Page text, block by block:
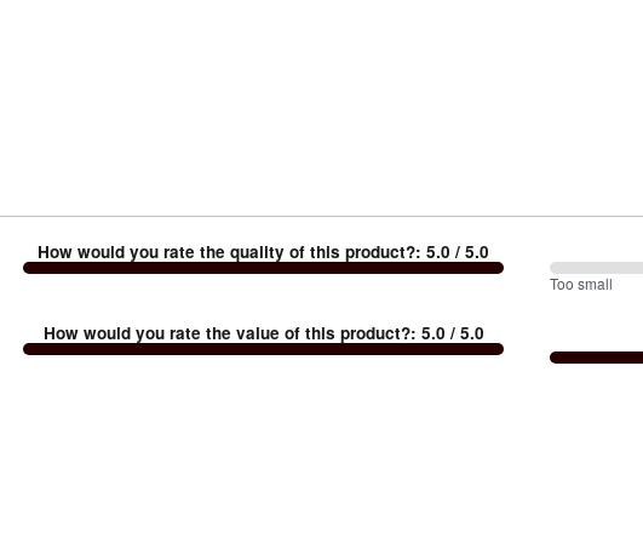
How would you rate the quality of this product?:5.0 / 5.0
How would you rate the value of this product?: 5.0 / 5.0
100%
Too
Too small